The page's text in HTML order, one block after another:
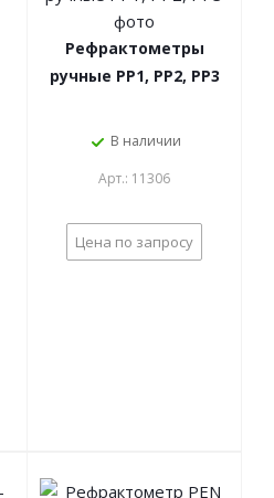
Рефрактометры
ручные РР1, РР2, РР3
В наличии
Арт.: 11306
Цена по запросу